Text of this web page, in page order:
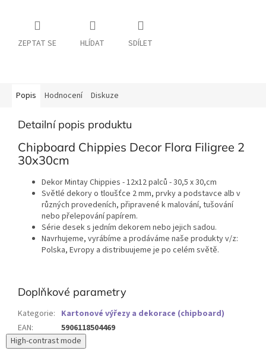
ZEPTAT SE HLÍDAT SDÍLET
Popis Hodnocení Diskuze
Detailní popis produktu
Chipboard Chippies Decor Flora Filigree 2
30x30cm
Dekor Mintay Chippies - 12x12 palců - 30,5 x 30,cm
Světlé dekory o tloušťce 2 mm, prvky a podstavce alb v
různých provedeních, připravené k malování, tušování
nebo přelepování papírem.
Série desek s jedním dekorem nebo jejich sadou.
Navrhujeme, vyrábíme a prodáváme naše produkty v/z:
Polska, Evropy a distribuujeme je po celém světě.
Doplňkové parametry
Kategorie: Kartonové výřezy a dekorace (chipboard)
EAN:
5906118504469
High-contrast mode